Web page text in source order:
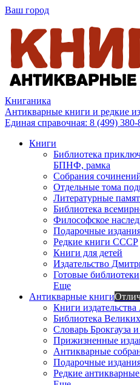
Ваш город
Книганика
Антикварные книги и редкие
Единая справочная: 8 (499) 380-
Книги
Библиотека
БПНФ, рамка
Собрания
Отдельные тома
Литературные
Библиотека
Философское
Подарочные
Редкие книги СССР
Книги для детей
Издательство
Готовые библиотеки
Еще
Антикварные книги
Книги
Библиотека
Словарь Брокгауза
Прижизненные
Антикварные
Подарочные
Редкие